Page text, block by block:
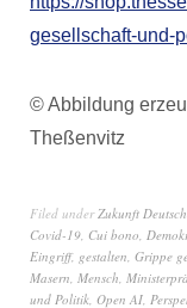
gesellschaft-und-
© Abbildung
Theßenvitz
Filed underZukunft
Covid-19, Cui bono,
Eingriff, gestalten, Grippe
Masern, Mensch,
und Politik, Open AI,